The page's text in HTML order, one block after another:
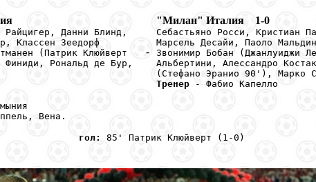
Данни Блинд,
Классен Зеедорф
(Патрик Клюйверт
Рональд де Бур,
-
"Милан" Италия 1-0
Себастьяно Росси, Кристиан
Марсель Десайи, Паоло
Звонимир Бобан (Джанлуиджи
Альбертини, Алессандро
(Стефано Эранио 90'), Марко
Тренер - Фабио Капелло
Вена.
гол:
85' Патрик Клюйверт (1-0)